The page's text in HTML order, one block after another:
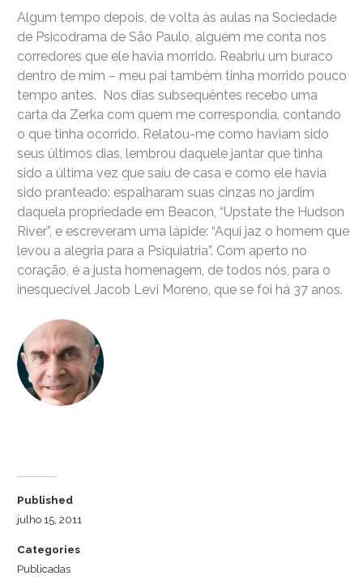
Algum tempo depois, de volta às aulas na Sociedade
de Psicodrama de São Paulo, alguém me conta nos
corredores que ele havia morrido. Reabriu um buraco
dentro de mim – meu pai também tinha morrido pouco
tempo antes. Nos dias subsequëntes recebo uma
carta da Zerka com quem me correspondia, contando
o que tinha ocorrido. Relatou-me como haviam sido
seus últimos dias, lembrou daquele jantar que tinha
sido a última vez que saiu de casa e como ele havia
sido pranteado: espalharam suas cinzas no jardim
daquela propriedade em Beacon, “Upstate the Hudson
River”, e escreveram uma lápide: “Aqui jaz o homem que
levou a alegria para a Psiquiatria”. Com aperto no
coração, é a justa homenagem, de todos nós, para o
inesquecível Jacob Levi Moreno, que se foi há 37 anos.
Published
julho 15, 2011
Categories
Publicadas